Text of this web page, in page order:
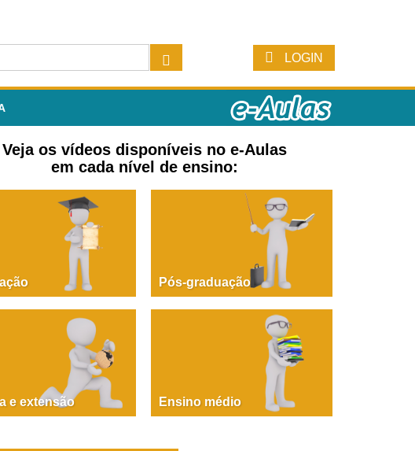
LOGIN
PAOLA GIUSTINA BACCIN
Dire, fare, partire! Aula 1 – parte 1
Veja os vídeos disponíveis no e-Aulas
em cada nível de ensino:
Pós-graduação
e extensão Ensino médio